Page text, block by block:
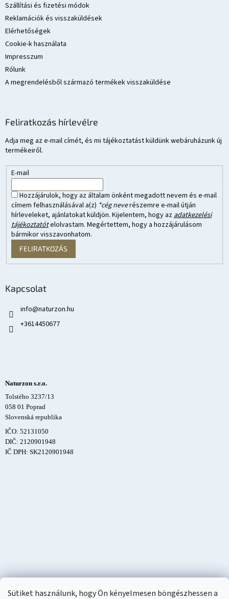
Sütiket használunk, hogy Ön kényelmesen böngészhessen a
Szállítási és fizetési módok
Reklamációk és visszaküldések
Elérhetőségek
Cookie-k használata
Impresszum
Rólunk
A megrendelésből származó termékek visszaküldése
Feliratkozás hírlevélre
Adja meg az e-mail címét, és mi tájékoztatást küldünk webáruházunk új
termékeiről.
E-mail
Hozzájárulok, hogy az általam önként megadott nevem és e-mail
címem felhasználásával a(z) *cég neverészemre e-mail útján
hírleveleket, ajánlatokat küldjön. Kijelentem, hogy azadatkezelési
tájékoztatótelolvastam. Megértettem, hogy a hozzájárulásom
bármikor visszavonhatom.
FELIRATKOZÁS
Kapcsolat
info@naturzon.hu
+3614450677
Naturzon s.r.o.
Tolstého 3237/13
058 01 Poprad
Slovenská republika
IČO: 52131050
DIČ: 2120901948
IČ DPH: SK2120901948